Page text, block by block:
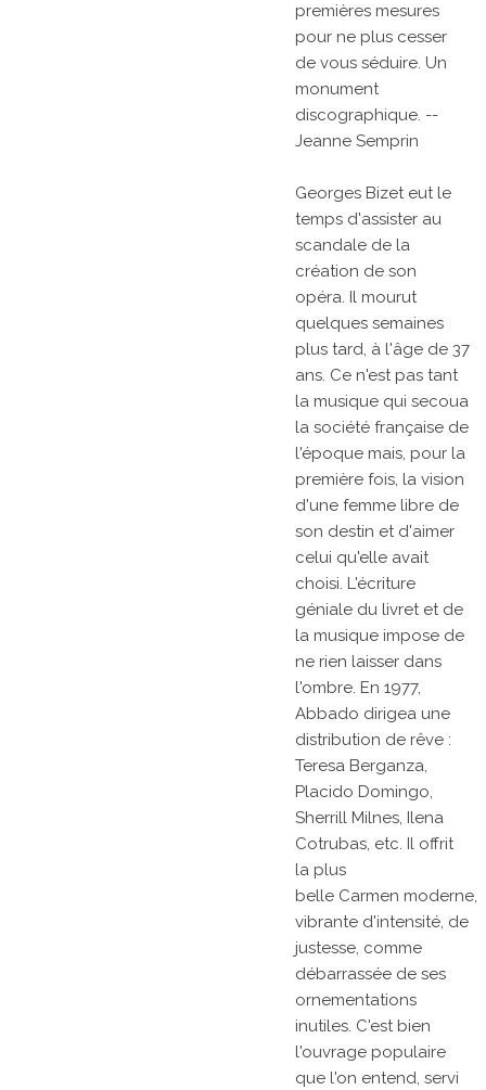
premières mesures
pour ne plus cesser
de vous séduire. Un
monument
discographique. --
Jeanne Semprin
Georges Bizet eut le
temps d'assister au
scandale de la
création de son
opéra. Il mourut
quelques semaines
plus tard, à l'âge de 37
ans. Ce n'est pas tant
la musique qui secoua
la société française de
l'époque mais, pour la
première fois, la vision
d'une femme libre de
son destin et d'aimer
celui qu'elle avait
choisi. L'écriture
géniale du livret et de
la musique impose de
ne rien laisser dans
l'ombre. En 1977,
Abbado dirigea une
distribution de rêve :
Teresa Berganza,
Placido Domingo,
Sherrill Milnes, Ilena
Cotrubas, etc. Il offrit
la plus
belle Carmen moderne,
vibrante d'intensité, de
justesse, comme
débarrassée de ses
ornementations
inutiles. C'est bien
l'ouvrage populaire
que l'on entend, servi